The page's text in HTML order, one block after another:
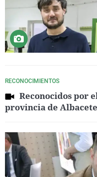
RECONOCIMIENTOS
Reconocidos por
provincia de Albacete